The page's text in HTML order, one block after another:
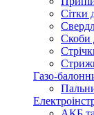
Сітки
Скоби
Газо-